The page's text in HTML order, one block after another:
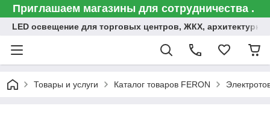
Приглашаем магазины для сотрудничества .
LED освещение для торговых центров, ЖКХ,
Товары и услуги Каталог товаров FERON